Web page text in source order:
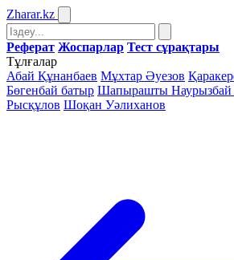
Zharar.kz
Реферат Жоспарлар Тест сұрақтары
Тұлғалар
Абай Құнанбаев Мұхтар Әуезов
Бөгенбай батыр Шапырашты Наурызбай
Рысқұлов Шоқан Уәлиханов